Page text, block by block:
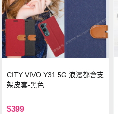
CITY VIVO Y31 5G 浪漫都會支
架皮套-黑色
$399